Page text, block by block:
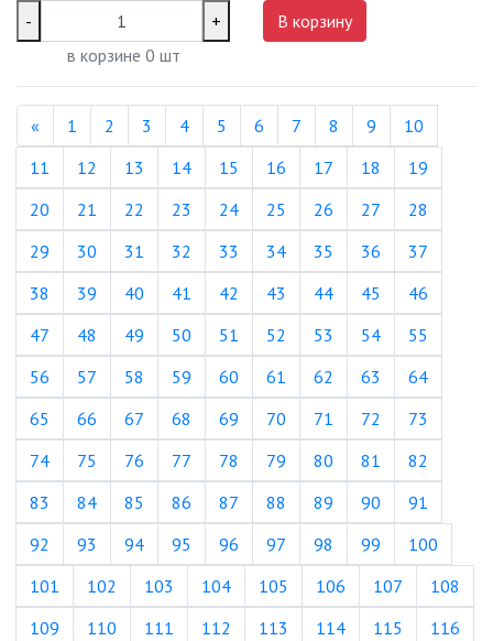
-
+
в корзине 0 шт
В корзину
« Назад
1 2 3 4 5 6 7 8 9
10
11
12 13 14 15 16 17 18
19
20
21 22 23 24 25 26 27
28
29
30 31 32 33 34 35 36
37
38
39 40 41 42 43 44 45
46
47
48 49 50 51 52 53 54
55
56
57 58 59 60 61 62 63
64
65
66 67 68 69 70 71 72
73
74
75 76 77 78 79 80 81
82
83
84 85 86 87 88 89 90
91
92
93 94 95 96 97 98 99
100
101
102 103 104 105 106 107
108
109
110 111 112 113 114 115
116